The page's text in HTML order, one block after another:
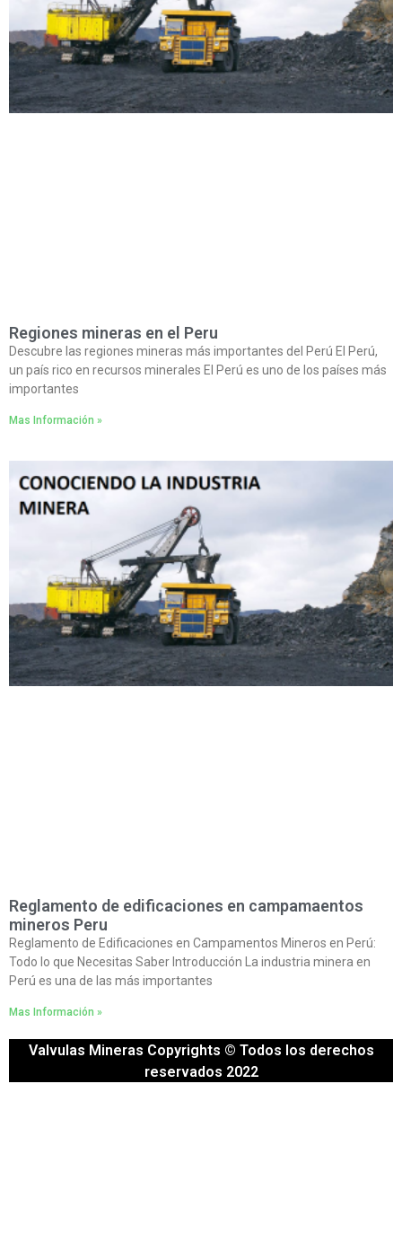
Regiones mineras en el Peru
Descubre las regiones mineras más importantes del Perú El Perú,
un país rico en recursos minerales El Perú es uno de los países más
importantes
Mas Información »
Reglamento de edificaciones en campamaentos
mineros Peru
Reglamento de Edificaciones en Campamentos Mineros en Perú:
Todo lo que Necesitas Saber Introducción La industria minera en
Perú es una de las más importantes
Mas Información »
Valvulas Mineras Copyrights © Todos los derechos
reservados 2022